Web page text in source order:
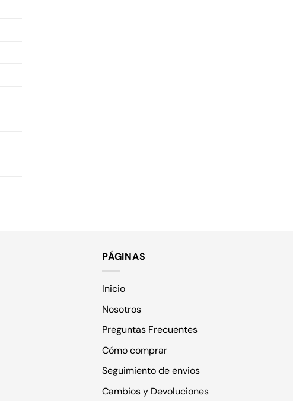
PÁGINAS
Inicio
Nosotros
Preguntas Frecuentes
Cómo comprar
Seguimiento de envios
Cambios y Devoluciones